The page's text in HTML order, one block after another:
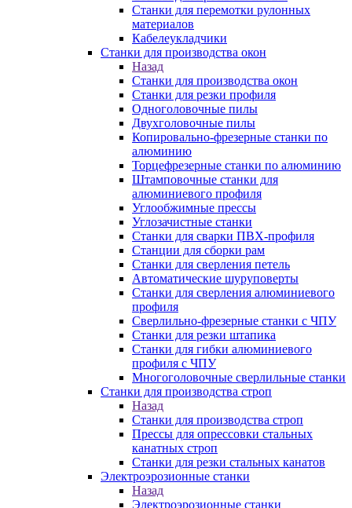
Станки для перемотки рулонных
материалов
Кабелеукладчики
Станки для производства окон
Назад
Станки для производства окон
Станки для резки профиля
Одноголовочные пилы
Двухголовочные пилы
Копировально-фрезерные станки по
алюминию
Торцефрезерные станки по алюминию
Штамповочные станки для
алюминиевого профиля
Углообжимные прессы
Углозачистные станки
Станки для сварки ПВХ-профиля
Станции для сборки рам
Станки для сверления петель
Автоматические шуруповерты
Станки для сверления алюминиевого
профиля
Сверлильно-фрезерные станки с ЧПУ
Станки для резки штапика
Станки для гибки алюминиевого
профиля с ЧПУ
Многоголовочные сверлильные станки
Станки для производства строп
Назад
Станки для производства строп
Прессы для опрессовки стальных
канатных строп
Станки для резки стальных канатов
Электроэрозионные станки
Назад
Электроэрозионные станки